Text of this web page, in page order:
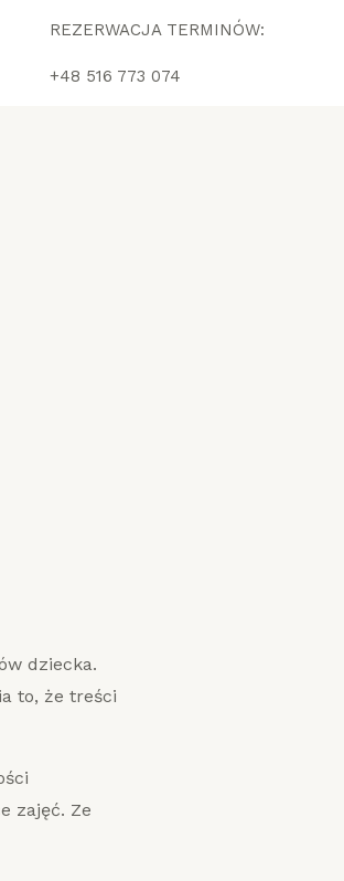
REZERWACJA TERMINÓW:
+48 516 773 074
dziecka.
to, że treści
zajęć. Ze